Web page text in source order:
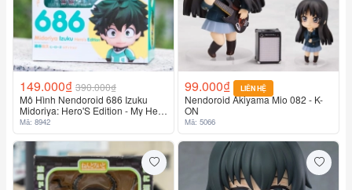
149.000₫ 390.000₫
Mô Hình Nendoroid 686 Izuku
Midoriya: Hero'S Edition - My Hero
Academia
Mã: 8942
99.000₫ LIÊN HỆ
Nendoroid Akiyama Mio 082 - K-
ON
Mã: 5066